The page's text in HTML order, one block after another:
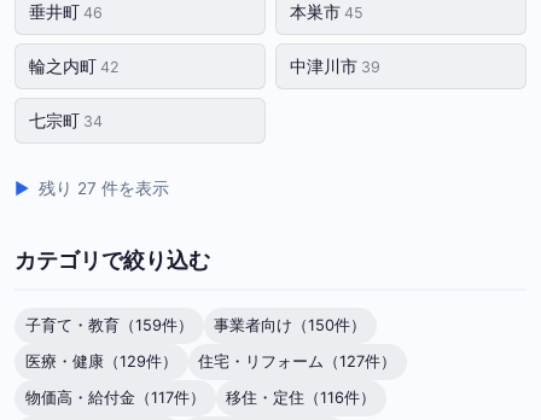
垂井町 46 本巣市 45
輪之内町 42 中津川市 39
七宗町 34
残り 27 件を表示
カテゴリで絞り込む
子育て・教育（159件）
事業者向け（150件）
医療・健康（129件）
住宅・リフォーム（127件）
物価高・給付金（117件）
移住・定住（116件）